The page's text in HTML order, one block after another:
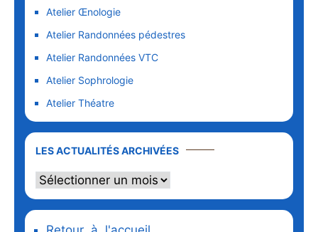
Atelier Œnologie
Atelier Randonnées pédestres
Atelier Randonnées VTC
Atelier Sophrologie
Atelier Théatre
LES ACTUALITÉS ARCHIVÉESLes